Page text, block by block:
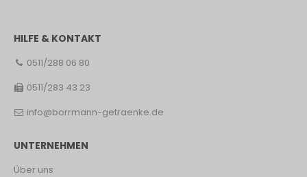
HILFE & KONTAKT
0511/288 06 80
0511/283 43 23
info@borrmann-getraenke.de
UNTERNEHMEN
Über uns